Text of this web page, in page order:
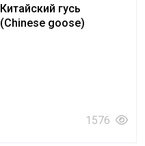
Китайский гусь
(Chinese goose)
1576